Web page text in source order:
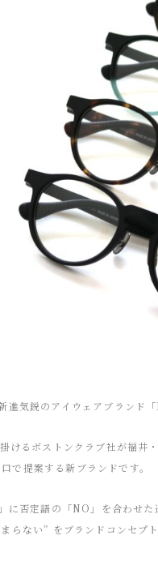
気鋭のアイウェアブランド「
るボストンクラブ社が福井
で提案する新ブランドです。
に否定語の「NO」を合わせ
らない” をブランドコンセプト